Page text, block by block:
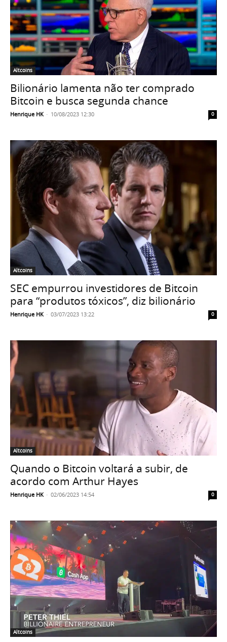
Altcoins
Bilionário lamenta não ter comprado
Bitcoin e busca segunda chance
Henrique HK - 10/08/2023 12:30 0
Altcoins
SEC empurrou investidores de Bitcoin
para “produtos tóxicos”, diz bilionário
Henrique HK - 03/07/2023 13:22 0
Altcoins
Quando o Bitcoin voltará a subir, de
acordo com Arthur Hayes
Henrique HK - 02/06/2023 14:54 0
Altcoins